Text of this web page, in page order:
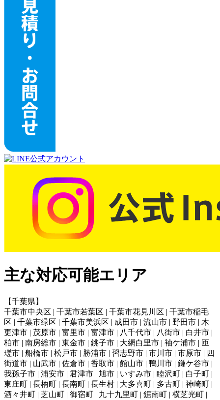
主な対応可能エリア
【千葉県】
千葉市中央区 | 千葉市若葉区 | 千葉市花見川区 | 千葉市稲毛
区 | 千葉市緑区 | 千葉市美浜区 | 成田市 | 流山市 | 野田市 | 木
更津市 | 茂原市 | 富里市 | 富津市 | 八千代市 | 八街市 | 白井市 |
柏市 | 南房総市 | 東金市 | 銚子市 | 大網白里市 | 袖ケ浦市 | 匝
瑳市 | 船橋市 | 松戸市 | 勝浦市 | 習志野市 | 市川市 | 市原市 | 四
街道市 | 山武市 | 佐倉市 | 香取市 | 館山市 | 鴨川市 | 鎌ケ谷市 |
我孫子市 | 浦安市 | 君津市 | 旭市 | いすみ市 | 睦沢町 | 白子町 |
東庄町 | 長柄町 | 長南町 | 長生村 | 大多喜町 | 多古町 | 神崎町 |
酒々井町 | 芝山町 | 御宿町 | 九十九里町 | 鋸南町 | 横芝光町 |